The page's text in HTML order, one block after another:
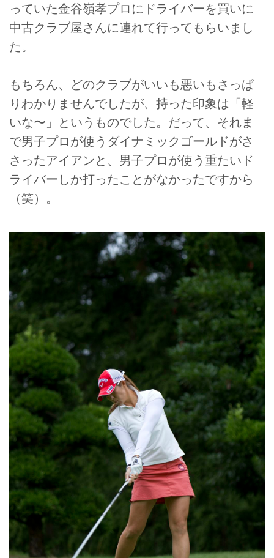
っていた金谷嶺孝プロにドライバーを買いに
中古クラブ屋さんに連れて行ってもらいまし
た。
もちろん、どのクラブがいいも悪いもさっぱ
りわかりませんでしたが、持った印象は「軽
いな〜」というものでした。だって、それま
で男子プロが使うダイナミックゴールドがさ
さったアイアンと、男子プロが使う重たいド
ライバーしか打ったことがなかったですから
（笑）。